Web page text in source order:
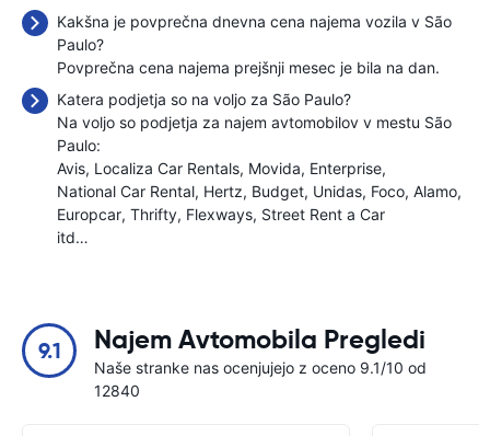
Kakšna je povprečna dnevna cena najema vozila v São
Paulo?
Povprečna cena najema prejšnji mesec je bila na dan.
Katera podjetja so na voljo za São Paulo?
Na voljo so podjetja za najem avtomobilov v mestu São
Paulo:
Avis Localiza Car Rentals Movida Enterprise
National Car Rental Hertz Budget Unidas Foco Alamo
Europcar Thrifty Flexways Street Rent a Car
itd…
9.1 Najem Avtomobila Pregledi
Naše stranke nas ocenjujejo z oceno 9.1/10 od
12840